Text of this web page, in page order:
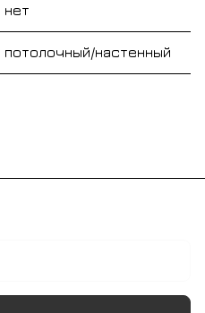
нет
потолочный/настенный